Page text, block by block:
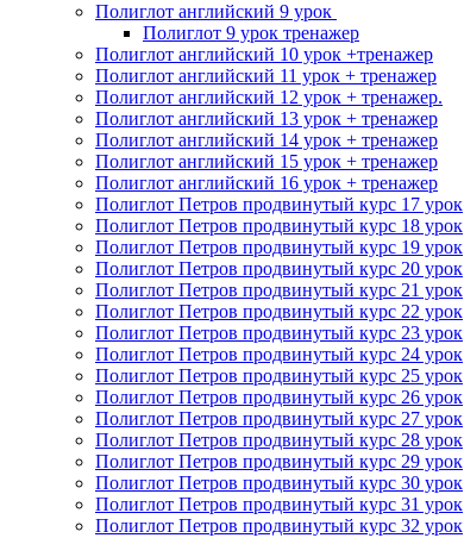
Полиглот английский 9 урок
Полиглот 9 урок тренажер
Полиглот английский 10 урок +тренажер
Полиглот английский 11 урок + тренажер
Полиглот английский 12 урок + тренажер.
Полиглот английский 13 урок + тренажер
Полиглот английский 14 урок + тренажер
Полиглот английский 15 урок + тренажер
Полиглот английский 16 урок + тренажер
Полиглот Петров продвинутый курс 17 урок
Полиглот Петров продвинутый курс 18 урок
Полиглот Петров продвинутый курс 19 урок
Полиглот Петров продвинутый курс 20 урок
Полиглот Петров продвинутый курс 21 урок
Полиглот Петров продвинутый курс 22 урок
Полиглот Петров продвинутый курс 23 урок
Полиглот Петров продвинутый курс 24 урок
Полиглот Петров продвинутый курс 25 урок
Полиглот Петров продвинутый курс 26 урок
Полиглот Петров продвинутый курс 27 урок
Полиглот Петров продвинутый курс 28 урок
Полиглот Петров продвинутый курс 29 урок
Полиглот Петров продвинутый курс 30 урок
Полиглот Петров продвинутый курс 31 урок
Полиглот Петров продвинутый курс 32 урок